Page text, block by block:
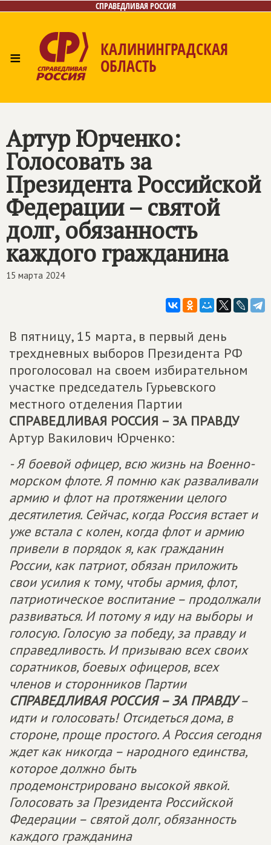
СПРАВЕДЛИВАЯ РОССИЯ
≡ КАЛИНИНГРАДСКАЯ
ОБЛАСТЬ
Артур Юрченко:
Голосовать за
Президента Российской
Федерации – святой
долг, обязанность
каждого гражданина
15 марта 2024
В пятницу, 15 марта, в первый день
трехдневных выборов Президента РФ
проголосовал на своем избирательном
участке председатель Гурьевского
местного отделения Партии
СПРАВЕДЛИВАЯ РОССИЯ – ЗА ПРАВДУ
Артур Вакилович Юрченко:
- Я боевой офицер, всю жизнь на Военно-
морском флоте. Я помню как разваливали
армию и флот на протяжении целого
десятилетия. Сейчас, когда Россия встает и
уже встала с колен, когда флот и армию
привели в порядок я, как гражданин
России, как патриот, обязан приложить
свои усилия к тому, чтобы армия, флот,
патриотическое воспитание – продолжали
развиваться. И потому я иду на выборы и
голосую. Голосую за победу, за правду и
справедливость. И призываю всех своих
соратников, боевых офицеров, всех
членов и сторонников Партии
СПРАВЕДЛИВАЯ РОССИЯ – ЗА ПРАВДУ–
идти и голосовать! Отсидеться дома, в
стороне, проще простого. А Россия сегодня
ждет как никогда – народного единства,
которое должно быть
продемонстрировано высокой явкой.
Голосовать за Президента Российской
Федерации – святой долг, обязанность
каждого гражданина